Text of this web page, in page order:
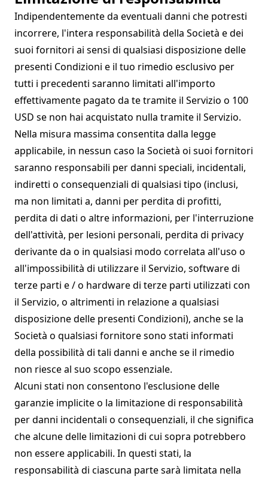
Indipendentemente da eventuali danni che potresti
incorrere, l'intera responsabilità della Società e dei
suoi fornitori ai sensi di qualsiasi disposizione delle
presenti Condizioni e il tuo rimedio esclusivo per
tutti i precedenti saranno limitati all'importo
effettivamente pagato da te tramite il Servizio o 100
USD se non hai acquistato nulla tramite il Servizio.
Nella misura massima consentita dalla legge
applicabile, in nessun caso la Società oi suoi fornitori
saranno responsabili per danni speciali, incidentali,
indiretti o consequenziali di qualsiasi tipo (inclusi,
ma non limitati a, danni per perdita di profitti,
perdita di dati o altre informazioni, per l'interruzione
dell'attività, per lesioni personali, perdita di privacy
derivante da o in qualsiasi modo correlata all'uso o
all'impossibilità di utilizzare il Servizio, software di
terze parti e / o hardware di terze parti utilizzati con
il Servizio, o altrimenti in relazione a qualsiasi
disposizione delle presenti Condizioni), anche se la
Società o qualsiasi fornitore sono stati informati
della possibilità di tali danni e anche se il rimedio
non riesce al suo scopo essenziale.
Alcuni stati non consentono l'esclusione delle
garanzie implicite o la limitazione di responsabilità
per danni incidentali o consequenziali, il che significa
che alcune delle limitazioni di cui sopra potrebbero
non essere applicabili. In questi stati, la
responsabilità di ciascuna parte sarà limitata nella